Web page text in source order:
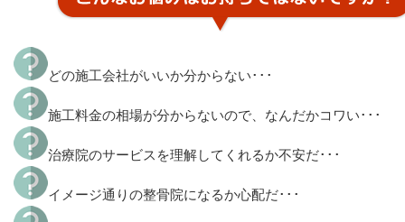
どの施工会社がいいか分からない･･･
施工料金の相場が分からないので、なんだかコワい･･･
治療院のサービスを理解してくれるか不安だ･･･
イメージ通りの整骨院になるか心配だ･･･